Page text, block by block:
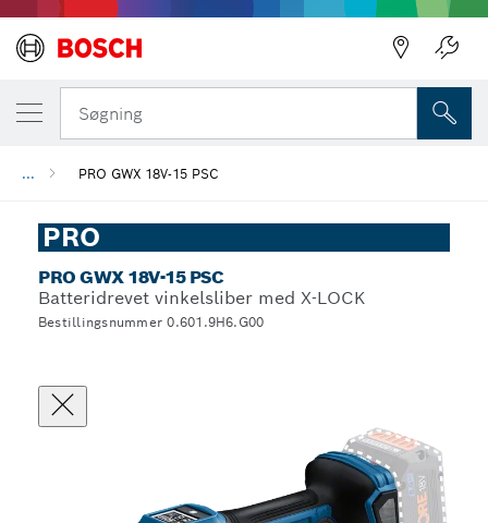
Søgning
... PRO GWX 18V-15 PSC
PRO
PRO GWX 18V-15 PSC
Batteridrevet vinkelsliber med X-LOCK
Bestillingsnummer 0.601.9H6.G00